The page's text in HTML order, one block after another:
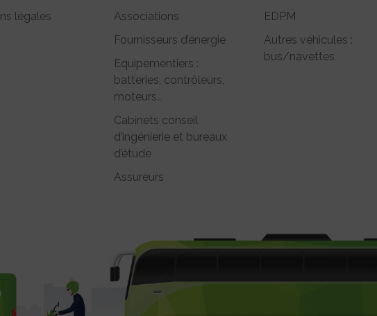
légales
Associations
Fournisseurs d’énergie
Equipementiers :
batteries, contrôleurs,
moteurs..
Cabinets conseil
d’ingénierie et bureaux
d’étude
Assureurs
EDPM
Autres véhicules :
bus/navettes